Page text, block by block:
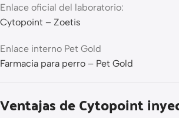
Enlace oficial del laboratorio:
Cytopoint – Zoetis
Enlace interno Pet Gold
Farmacia para perro – Pet Gold
Ventajas de Cytopoint